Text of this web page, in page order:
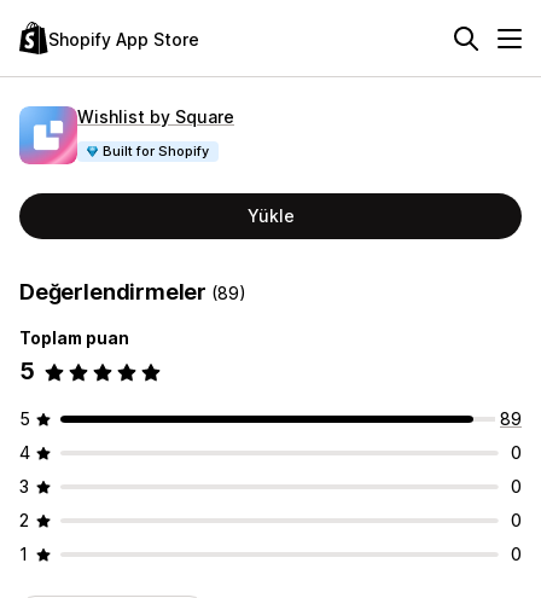
Shopify App Store
Wishlist by Square
Built for Shopify
Yükle
Değerlendirmeler (89)
Toplam puan
5
5
89
4
0
3
0
2
0
1
0